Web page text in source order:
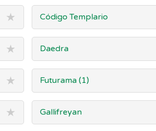
★ Código Templario
★ Daedra
★ Futurama (1)
★ Gallifreyan